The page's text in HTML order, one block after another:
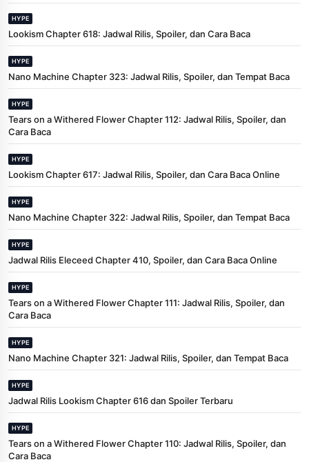
HYPE
Lookism Chapter 618: Jadwal Rilis, Spoiler, dan Cara Baca
HYPE
Nano Machine Chapter 323: Jadwal Rilis, Spoiler, dan Tempat Baca
HYPE
Tears on a Withered Flower Chapter 112: Jadwal Rilis, Spoiler, dan
Cara Baca
HYPE
Lookism Chapter 617: Jadwal Rilis, Spoiler, dan Cara Baca Online
HYPE
Nano Machine Chapter 322: Jadwal Rilis, Spoiler, dan Tempat Baca
HYPE
Jadwal Rilis Eleceed Chapter 410, Spoiler, dan Cara Baca Online
HYPE
Tears on a Withered Flower Chapter 111: Jadwal Rilis, Spoiler, dan
Cara Baca
HYPE
Nano Machine Chapter 321: Jadwal Rilis, Spoiler, dan Tempat Baca
HYPE
Jadwal Rilis Lookism Chapter 616 dan Spoiler Terbaru
HYPE
Tears on a Withered Flower Chapter 110: Jadwal Rilis, Spoiler, dan
Cara Baca